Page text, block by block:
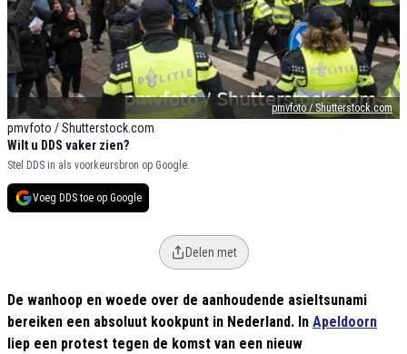
pmvfoto / Shutterstock.com
pmvfoto / Shutterstock.com
Wilt u DDS vaker zien?
Stel DDS in als voorkeursbron op Google.
Voeg DDS toe op Google
Delen met
De wanhoop en woede over de aanhoudende asieltsunami
bereiken een absoluut kookpunt in Nederland. In Apeldoorn
liep een protest tegen de komst van een nieuw